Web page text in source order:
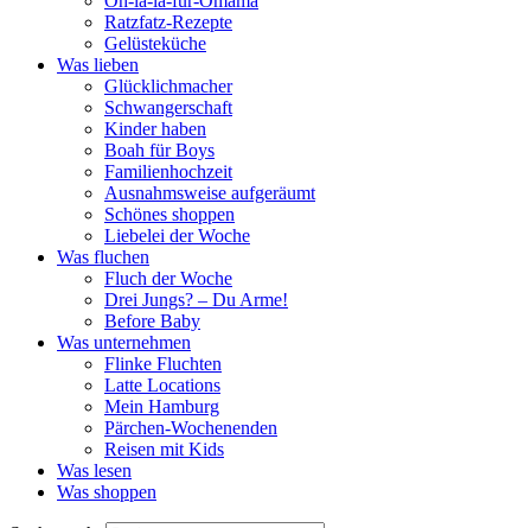
Ratzfatz-Rezepte
Gelüsteküche
Was lieben
Glücklichmacher
Schwangerschaft
Kinder haben
Boah für Boys
Familienhochzeit
Ausnahmsweise aufgeräumt
Schönes shoppen
Liebelei der Woche
Was fluchen
Fluch der Woche
Drei Jungs? – Du Arme!
Before Baby
Was unternehmen
Flinke Fluchten
Latte Locations
Mein Hamburg
Pärchen-Wochenenden
Reisen mit Kids
Was lesen
Was shoppen